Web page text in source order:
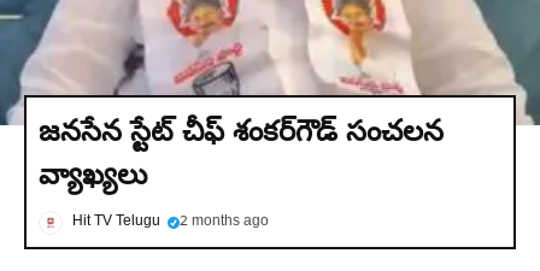
జనసేన స్టేట్ చీఫ్ శంకర్‌గౌడ్ సంచలన
వ్యాఖ్యలు
Hit TV Telugu 2 months ago